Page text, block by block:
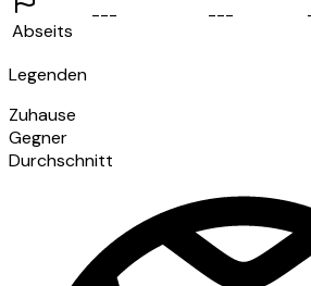
Abseits
--- ---
Legenden
Zuhause
Gegner
Durchschnitt